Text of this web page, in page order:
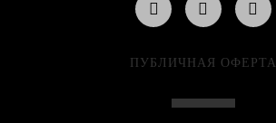
ПУБЛИЧНАЯ ОФЕРТА